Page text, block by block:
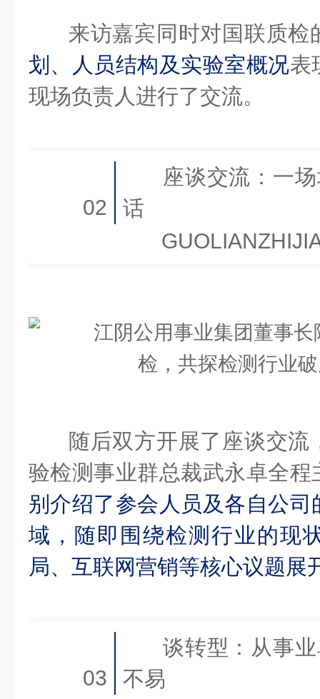
来访嘉宾同时对国联质检
划、人员结构及实验室概况表
现场负责人进行了交流。
02
座谈交流：一
话
随后双方开展了座谈交流
验检测事业群总裁武永卓全程
别介绍了参会人员及各自公
域，随即围绕检测行业的现
局、互联网营销等核心议题展
03
谈转型：从事
不易